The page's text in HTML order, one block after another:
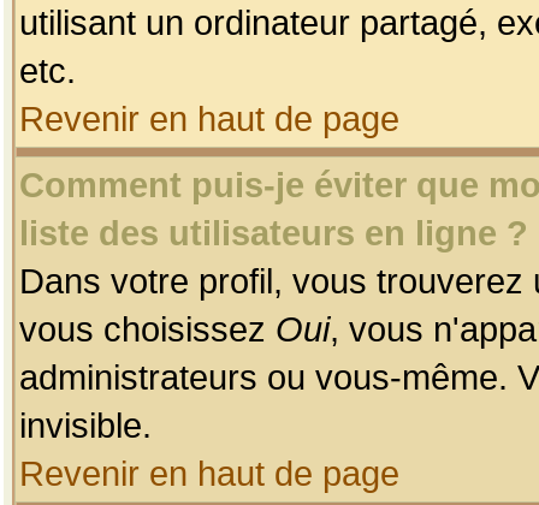
utilisant un ordinateur partagé,
etc.
Revenir en haut de page
Comment puis-je éviter que
liste des utilisateurs en ligne ?
Dans votre profil, vous
vous choisissez Oui, vous
administrateurs ou vous-même.
invisible.
Revenir en haut de page